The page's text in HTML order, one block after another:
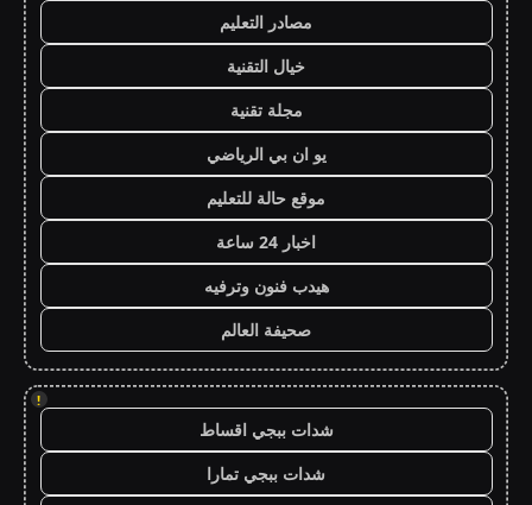
مصادر التعليم
خيال التقنية
مجلة تقنية
يو ان بي الرياضي
موقع حالة للتعليم
اخبار 24 ساعة
هيدب فنون وترفيه
صحيفة العالم
!
شدات ببجي اقساط
شدات ببجي تمارا